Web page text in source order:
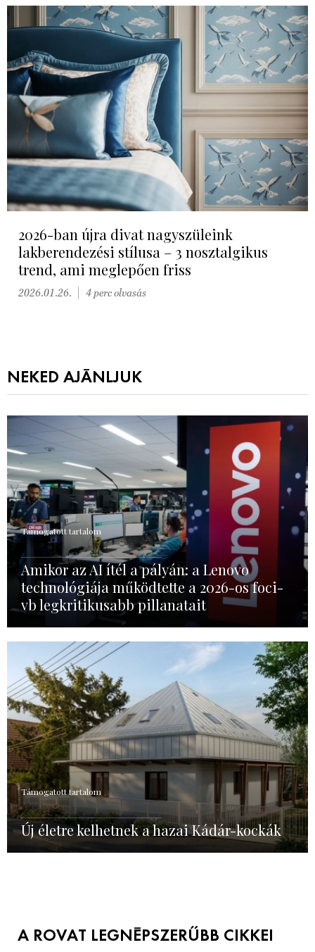
2026-ban újra divat nagyszüleink
lakberendezési stílusa – 3 nosztalgikus
trend, ami meglepően friss
2026.01.26. 4 perc olvasás
NEKED AJÁNLJUK
Támogatott tartalom
Amikor az AI ítél a pályán: a Lenovo
technológiája működtette a 2026-os foci-
vb legkritikusabb pillanatait
Támogatott tartalom
Új életre kelhetnek a hazai Kádár-kockák
A ROVAT LEGNÉPSZERŰBB CIKKEI